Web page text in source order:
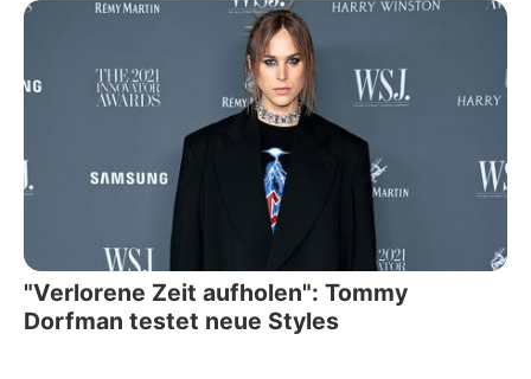
"Verlorene Zeit aufholen": Tommy
Dorfman testet neue Styles